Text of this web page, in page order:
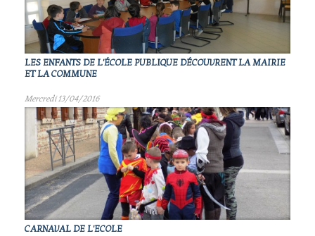
LES ENFANTS DE L'ÉCOLE PUBLIQUE DÉCOUVRENT LA MAIRIE
ET LA COMMUNE
Mercredi 13/04/2016
CARNAVAL DE L'ECOLE